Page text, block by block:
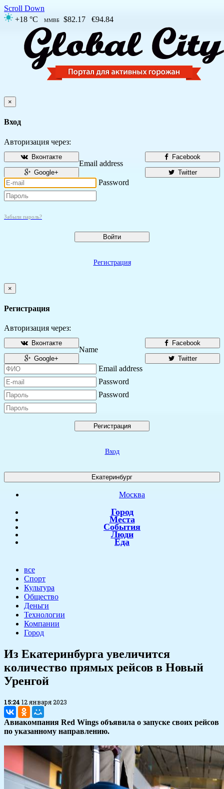
Scroll Down
+18 °C
ММВБ $82.17 €94.84
×
Вход
Авторизация через:
Facebook
Вконтакте
Twitter
Google+
Email address
Password
Забыли пароль?
Войти
Регистрация
×
Регистрация
Авторизация через:
Facebook
Вконтакте
Twitter
Google+
Name
Email address
Password
Password
Регистрация
Вход
Екатеринбург
Москва
Город
Места
События
Люди
Еда
все
Спорт
Культура
Общество
Деньги
Технологии
Компании
Город
​Из Екатеринбурга увеличится
количество прямых рейсов в Новый
Уренгой
15:24 12 января 2023
Авиакомпания Red Wings объявила о запуске своих рейсов
по указанному направлению.